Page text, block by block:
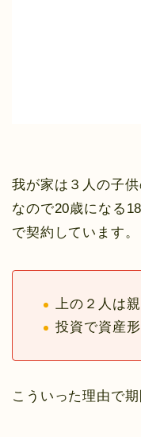
我が家は３人の子
なので20歳になる
で契約しています。
上の２人は
投資で資産
こういった理由で期